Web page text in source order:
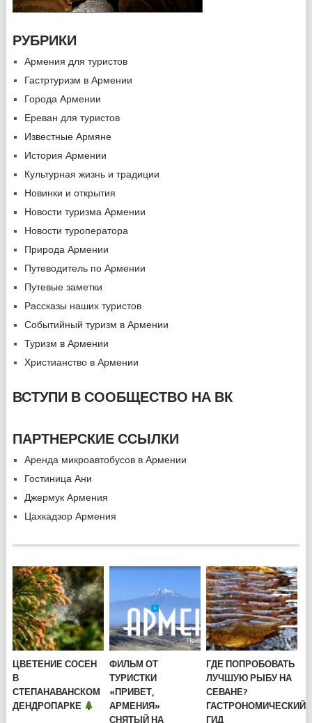
РУБРИКИ
Армения для туристов
Гастртуризм в Армении
Города Армении
Ереван для туристов
Известные Армяне
История Армении
Культурная жизнь и традиции
Новинки и открытия
Новости туризма Армении
Новости туроператора
Природа Армении
Путеводитель по Армении
Путевые заметки
Рассказы наших туристов
Событийный туризм в Армении
Туризм в Армении
Христианство в Армении
ВСТУПИ В СООБЩЕСТВО НА ВК
ПАРТНЕРСКИЕ ССЫЛКИ
Аренда микроавтобусов в Армении
Гостиница Ани
Джермук Армения
Цахкадзор Армения
ЦВЕТЕНИЕ СОСЕН
В
СТЕПАНАВАНСКОМ
ДЕНДРОПАРКЕ
ФИЛЬМ ОТ
ТУРИСТКИ
«ПРИВЕТ,
АРМЕНИЯ»
СНЯТЫЙ НА
ГДЕ ПОПРОБОВАТЬ
ЛУЧШУЮ РЫБУ НА
СЕВАНЕ?
ГАСТРОНОМИЧЕСКИЙ
ГИД